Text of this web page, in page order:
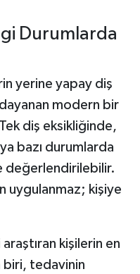
Durumlarda
yerine yapay diş
modern bir
diş eksikliğinde,
bazı durumlarda
değerlendirilebilir.
uygulanmaz; kişiye
kişilerin en
biri, tedavinin